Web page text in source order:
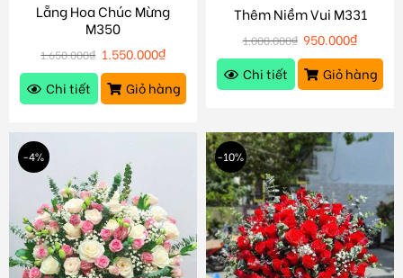
Lẵng Hoa Chúc Mừng
M350
1.650.000₫ 1.550.000₫
Chi tiết
Giỏ hàng
Thêm Niềm Vui M331
1.000.000₫ 950.000₫
Chi tiết
Giỏ hàng
-4% -10%